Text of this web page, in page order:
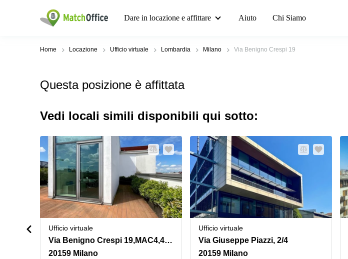
Dare in locazione e affittare Aiuto Chi Siamo
Home Locazione Ufficio virtuale Lombardia Milano Via Benigno Crespi 19
Questa posizione è affittata
Vedi locali simili disponibili qui sotto:
Ufficio virtuale
Via Benigno Crespi 19,MAC4,4° piano
20159 Milano
Ufficio virtuale
Via Giuseppe Piazzi, 2/4
20159 Milano